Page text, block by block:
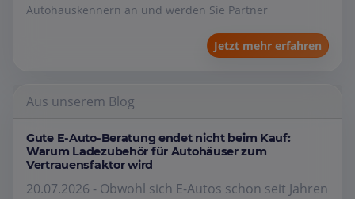
Autohauskennern an und werden Sie Partner
Jetzt mehr erfahren
Aus unserem Blog
Gute E-Auto-Beratung endet nicht beim Kauf:
Warum Ladezubehör für Autohäuser zum
Vertrauensfaktor wird
20.07.2026 - Obwohl sich E-Autos schon seit Jahren